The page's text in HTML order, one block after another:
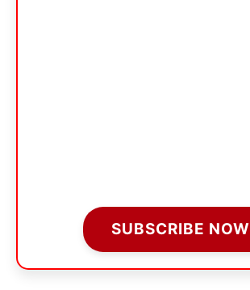
SUBSCRIBE NOW